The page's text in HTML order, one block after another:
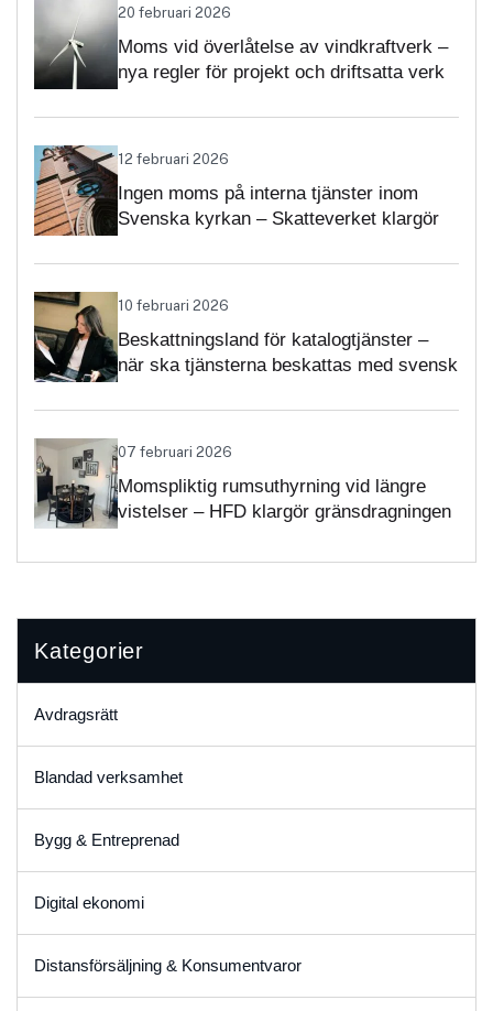
20 februari 2026
Moms vid överlåtelse av vindkraftverk –
nya regler för projekt och driftsatta verk
12 februari 2026
Ingen moms på interna tjänster inom
Svenska kyrkan – Skatteverket klargör
10 februari 2026
Beskattningsland för katalogtjänster –
när ska tjänsterna beskattas med svensk
07 februari 2026
Momspliktig rumsuthyrning vid längre
vistelser – HFD klargör gränsdragningen
Kategorier
Avdragsrätt
Blandad verksamhet
Bygg & Entreprenad
Digital ekonomi
Distansförsäljning & Konsumentvaror